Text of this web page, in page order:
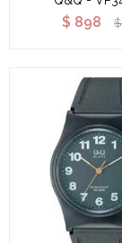
$ 898 $